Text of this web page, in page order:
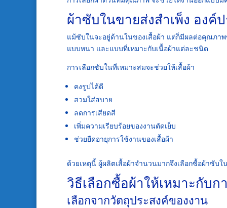
ผ้าซับในขายส่งสำเพ็ง องค์
แม้ซับในจะอยู่ด้านในของเสื้อผ้า แต่ก็มีผลต่อคุณภา
แบบหนา และแบบที่เหมาะกับเนื้อผ้าแต่ละชนิด
การเลือกซับในที่เหมาะสมจะช่วยให้เสื้อผ้า
คงรูปได้ดี
สวมใส่สบาย
ลดการเสียดสี
เพิ่มความเรียบร้อยของงานตัดเย็บ
ช่วยยืดอายุการใช้งานของเสื้อผ้า
ด้วยเหตุนี้ ผู้ผลิตเสื้อผ้าจำนวนมากจึงเลือกซื้อผ้าซั
วิธีเลือกซื้อผ้าให้เหมาะกับก
เลือกจากวัตถุประสงค์ของงาน